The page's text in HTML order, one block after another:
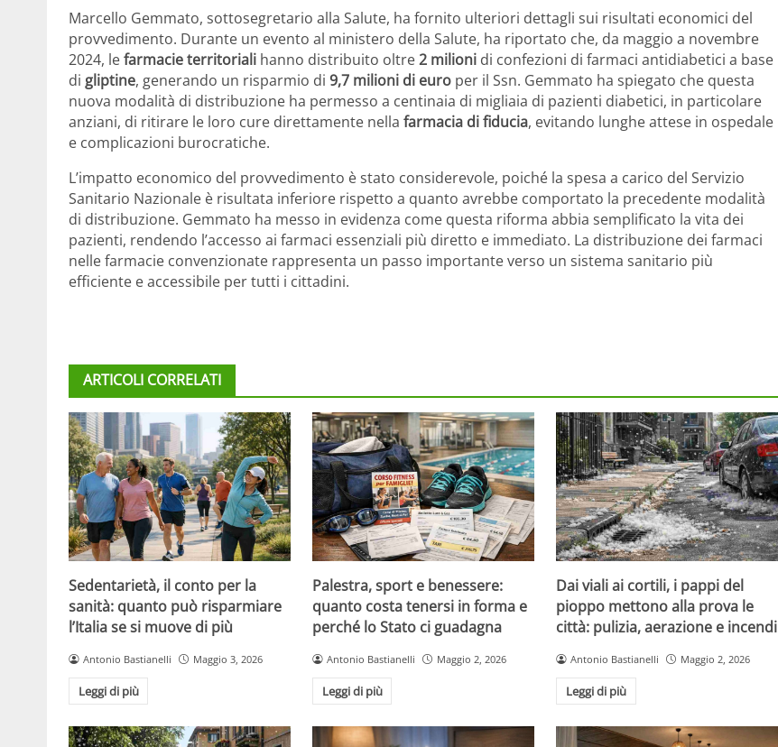
Marcello Gemmato, sottosegretario alla Salute, ha fornito ulteriori dettagli sui risultati economici del
provvedimento. Durante un evento al ministero della Salute, ha riportato che, da maggio a novembre
2024, lefarmacie territoriali hanno distribuito oltre2 milioni di confezioni di farmaci antidiabetici a base
di gliptine, generando un risparmio di 9,7 milioni di euro per il Ssn. Gemmato ha spiegato che questa
nuova modalità di distribuzione ha permesso a centinaia di migliaia di pazienti diabetici, in particolare
anziani, di ritirare le loro cure direttamente nella farmacia di fiducia, evitando lunghe attese in ospedale
e complicazioni burocratiche.
L’impatto economico del provvedimento è stato considerevole, poiché la spesa a carico del Servizio
Sanitario Nazionale è risultata inferiore rispetto a quanto avrebbe comportato la precedente modalità
di distribuzione. Gemmato ha messo in evidenza come questa riforma abbia semplificato la vita dei
pazienti, rendendo l’accesso ai farmaci essenziali più diretto e immediato. La distribuzione dei farmaci
nelle farmacie convenzionate rappresenta un passo importante verso un sistema sanitario più
efficiente e accessibile per tutti i cittadini.
ARTICOLI CORRELATI
Sedentarietà, il conto per la
sanità: quanto può risparmiare
l’Italia se si muove di più
Antonio Bastianelli Maggio 3, 2026
Leggi di più
Palestra, sport e benessere:
quanto costa tenersi in forma e
perché lo Stato ci guadagna
Antonio Bastianelli Maggio 2, 2026
Leggi di più
Dai viali ai cortili, i pappi del
pioppo mettono alla prova le
città: pulizia, aerazione e incendi
Antonio Bastianelli Maggio 2, 2026
Leggi di più